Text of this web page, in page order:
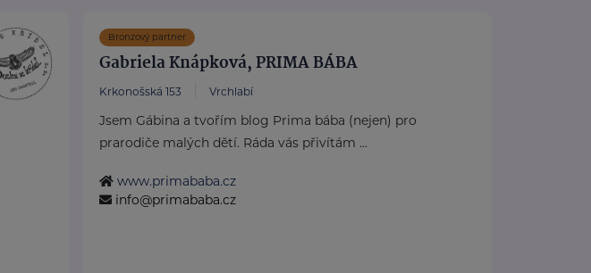
Bronzový partner
Gabriela Knápková, PRIMA BÁBA
Krkonošská 153 Vrchlabí
Jsem Gábina a tvořím blog Prima bába (nejen) pro
prarodiče malých dětí. Ráda vás přivítám ...
www.primababa.cz
info@primababa.cz